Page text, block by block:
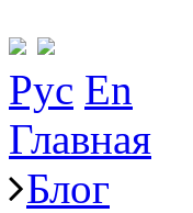
Рус En
Главная
Блог